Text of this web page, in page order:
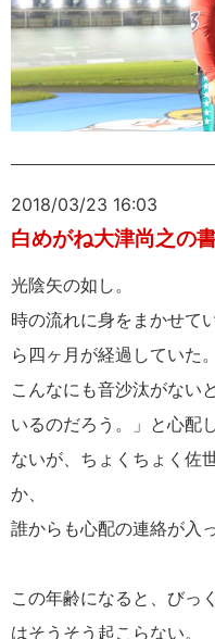
2018/03/23 16:03
白めがね大津尚之
光陰矢の如し。
時の流れに身をまかせて
ら四ヶ月が経過していた。
こんなにも音沙汰がない
いるのだろう。」と心配
ないが、ちょくちょく佐
か、
誰からも心配の連絡が入
この年齢になると、びっ
はそうそう起こらない。